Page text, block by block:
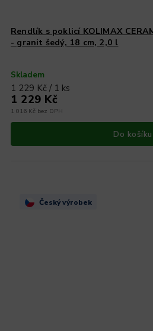
Rendlík s poklicí KOLIMAX
- granit šedý, 18 cm, 2,0 l
Skladem
1 016 Kč bez DPH
1 229 Kč
1 229 Kč / 1 ks
Do košíku
Český výrobek